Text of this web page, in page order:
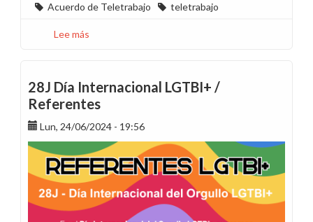
Acuerdo de Teletrabajo teletrabajo
Lee más
¿Qué
modelo
de
teletrabajo
quieres?
28J Día Internacional LGTBI+ /
Referentes
Lun, 24/06/2024 - 19:56